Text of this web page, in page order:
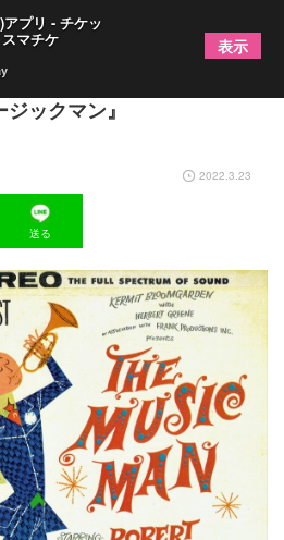
・ストーリー」VOL.21 知
ックマン』
2022.3.23
送る
プリ - チケッ
マチケ 表示